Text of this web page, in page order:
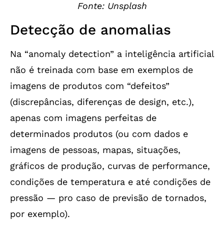
Fonte: Unsplash
Detecção de anomalias
Na “anomaly detection” a inteligência artificial
não é treinada com base em exemplos de
imagens de produtos com “defeitos”
(discrepâncias, diferenças de design, etc.),
apenas com imagens perfeitas de
determinados produtos (ou com dados e
imagens de pessoas, mapas, situações,
gráficos de produção, curvas de performance,
condições de temperatura e até condições de
pressão — pro caso de previsão de tornados,
por exemplo).